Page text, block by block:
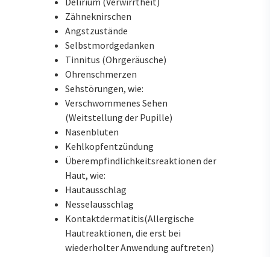
Zähneknirschen
Angstzustände
Selbstmordgedanken
Tinnitus (Ohrgeräusche)
Ohrenschmerzen
Sehstörungen, wie:
Verschwommenes Sehen
(Weitstellung der Pupille)
Nasenbluten
Kehlkopfentzündung
Überempfindlichkeitsreaktionen der
Haut, wie:
Hautausschlag
Nesselausschlag
Kontaktdermatitis(Allergische
Hautreaktionen, die erst bei
wiederholter Anwendung auftreten)